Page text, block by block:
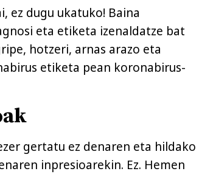
ez dugu ukatuko! Baina
eta etiketa izenaldatze bat
hotzeri, arnas arazo eta
etiketa pean koronabirus-
gertatu ez denaren eta hildako
inpresioarekin. Ez. Hemen